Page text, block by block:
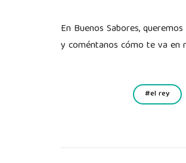
En Buenos Sabores,
y coméntanos cómo te va en
el rey